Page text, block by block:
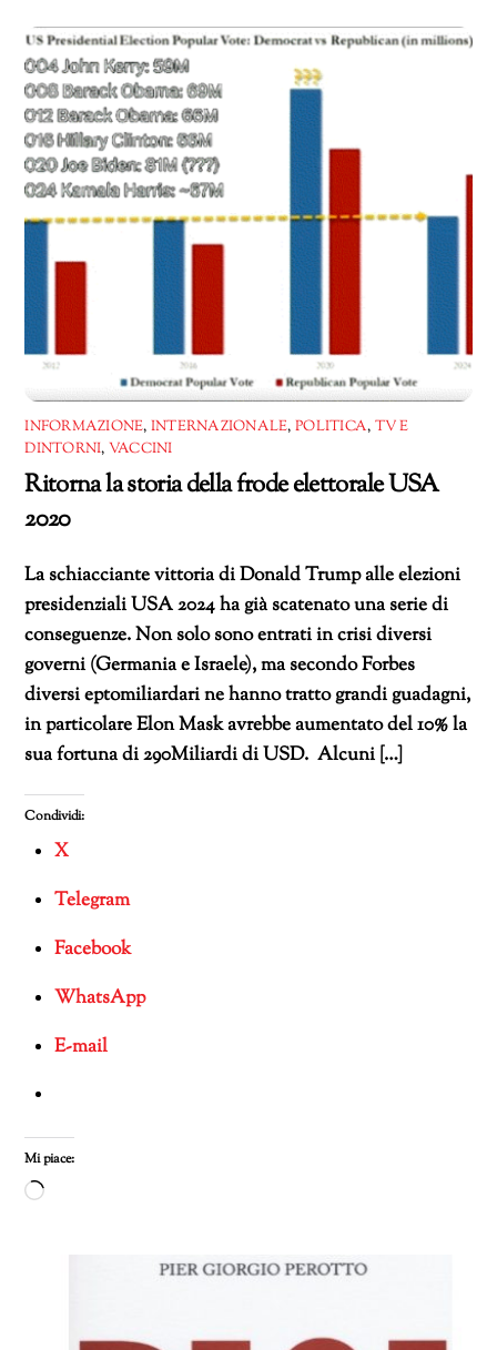
INFORMAZIONE, INTERNAZIONALE, POLITICA, TV E
DINTORNI, VACCINI
Ritorna la storia della frode elettorale USA
2020
La schiacciante vittoria di Donald Trump alle elezioni
presidenziali USA 2024 ha già scatenato una serie di
conseguenze. Non solo sono entrati in crisi diversi
governi (Germania e Israele), ma secondo Forbes
diversi eptomiliardari ne hanno tratto grandi guadagni,
in particolare Elon Mask avrebbe aumentato del 10% la
sua fortuna di 290Miliardi di USD. Alcuni […]
Condividi:
X
Telegram
Facebook
WhatsApp
E-mail
Mi piace:
Caricamento